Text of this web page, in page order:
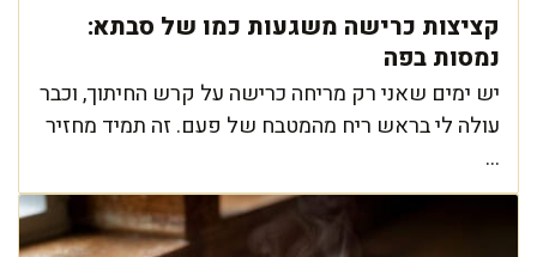
קציצות כרישה משגעות כמו של סבתא:
נמסות בפה
יש ימים שאני רק מריחה כרישה על קרש החיתוך, וכבר
עולה לי בראש ריח מהמטבח של פעם. זה תמיד מחזיר
...